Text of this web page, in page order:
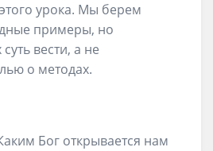
урока. Мы берем
примеры, но
вести, а не
о методах.
Бог открывается нам